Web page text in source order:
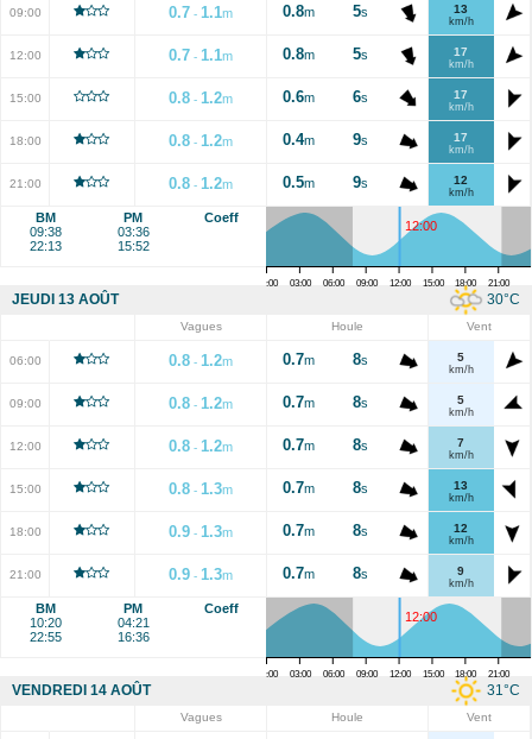
09:00 0.7 - 1.1m 0.8m 5s 13
km/h
12:00 0.7 - 1.1m 0.8m 5s 17
km/h
15:00 0.8 - 1.2m 0.6m 6s 17
km/h
18:00 0.8 - 1.2m 0.4m 9s 17
km/h
21:00 0.8 - 1.2m 0.5m 9s 12
km/h
BM
09:38
22:13
PM
03:36
15:52
Coeff
12:00
00:00 03:00 06:00 09:00 12:00 15:00 18:00 21:00
30°C
JEUDI 13 AOÛT
Vagues Houle Vent
06:00 0.8 - 1.2m 0.7m 8s 5
km/h
09:00 0.8 - 1.2m 0.7m 8s 5
km/h
12:00 0.8 - 1.2m 0.7m 8s 7
km/h
15:00 0.8 - 1.3m 0.7m 8s 13
km/h
18:00 0.9 - 1.3m 0.7m 8s 12
km/h
21:00 0.9 - 1.3m 0.7m 8s 9
km/h
BM
10:20
22:55
PM
04:21
16:36
Coeff
12:00
00:00 03:00 06:00 09:00 12:00 15:00 18:00 21:00
31 °C
VENDREDI 14 AOÛT
Vagues Houle Vent